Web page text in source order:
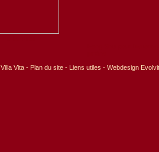
Villa Vita- Plan du site- Liens utiles - Webdesign